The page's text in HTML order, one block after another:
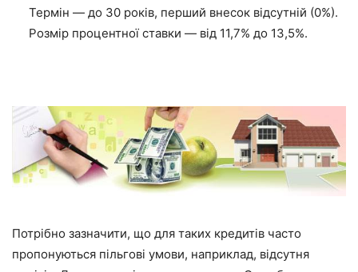
Термін — до 30 років, перший внесок відсутній (0%).
Розмір процентної ставки — від 11,7% до 13,5%.
Потрібно зазначити, що для таких кредитів часто
пропонуються пільгові умови, наприклад, відсутня